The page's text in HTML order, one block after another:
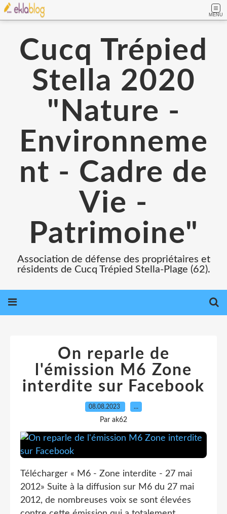
MENU
Cucq Trépied
Stella 2020
"Nature -
Environneme
nt - Cadre de
Vie -
Patrimoine"
Association de défense des propriétaires et
résidents de Cucq Trépied Stella-Plage (62).
On reparle de
l'émission M6 Zone
interdite sur Facebook
08.08.2023 …
Par ak62
Télécharger « M6 - Zone interdite - 27 mai
2012» Suite à la diffusion sur M6 du 27 mai
2012, de nombreuses voix se sont élevées